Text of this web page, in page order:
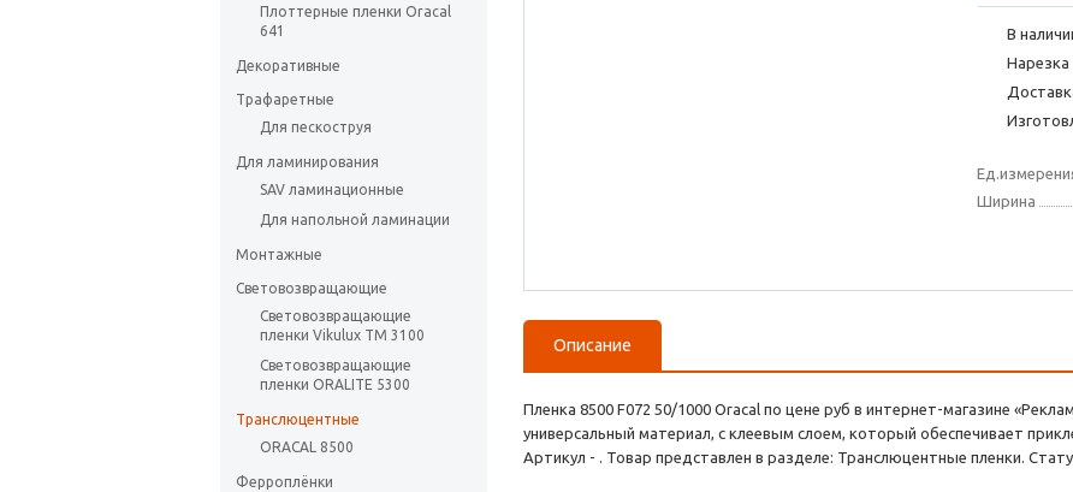
Плоттерные пленки Oracal
641
Декоративные
Трафаретные
Для пескоструя
Для ламинирования
SAV ламинационные
Для напольной ламинации
Монтажные
Световозвращающие
Световозвращающие
пленки Vikulux ТМ 3100
Световозвращающие
пленки ORALITE 5300
Транслюцентные
ORACAL 8500
Ферроплёнки
В
Ширина
Описание
Пленка 8500 F072 50/1000 Oracal по цене руб в интернет-магазине
универсальный материал, с клеевым слоем, который обеспечивает
Артикул - . Товар представлен в разделе: Транслюцентные пленки.